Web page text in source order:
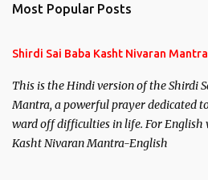
Most Popular Posts
Shirdi Sai Baba Kasht Nivaran
This is the Hindi version of the Shirdi
Mantra, a powerful prayer dedicated
ward off difficulties in life. For English
Kasht Nivaran Mantra-English